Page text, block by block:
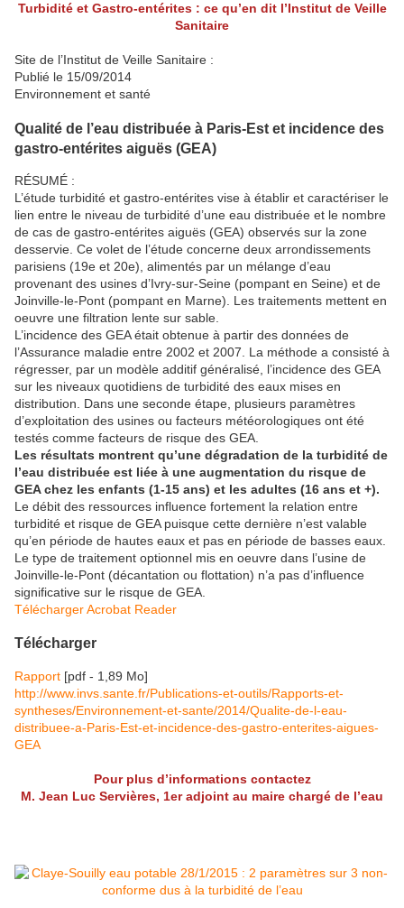
Turbidité et Gastro-entérites : ce qu’en dit l’Institut de Veille
Sanitaire
Site de l’Institut de Veille Sanitaire :
Publié le 15/09/2014
Environnement et santé
Qualité de l’eau distribuée à Paris-Est et incidence des
gastro-entérites aiguës (GEA)
RÉSUMÉ :
L’étude turbidité et gastro-entérites vise à établir et caractériser le
lien entre le niveau de turbidité d’une eau distribuée et le nombre
de cas de gastro-entérites aiguës (GEA) observés sur la zone
desservie. Ce volet de l’étude concerne deux arrondissements
parisiens (19e et 20e), alimentés par un mélange d’eau
provenant des usines d’Ivry-sur-Seine (pompant en Seine) et de
Joinville-le-Pont (pompant en Marne). Les traitements mettent en
oeuvre une filtration lente sur sable.
L’incidence des GEA était obtenue à partir des données de
l’Assurance maladie entre 2002 et 2007. La méthode a consisté à
régresser, par un modèle additif généralisé, l’incidence des GEA
sur les niveaux quotidiens de turbidité des eaux mises en
distribution. Dans une seconde étape, plusieurs paramètres
d’exploitation des usines ou facteurs météorologiques ont été
testés comme facteurs de risque des GEA.
Les résultats montrent qu’une dégradation de la turbidité de
l’eau distribuée est liée à une augmentation du risque de
GEA chez les enfants (1-15 ans) et les adultes (16 ans et +).
Le débit des ressources influence fortement la relation entre
turbidité et risque de GEA puisque cette dernière n’est valable
qu’en période de hautes eaux et pas en période de basses eaux.
Le type de traitement optionnel mis en oeuvre dans l’usine de
Joinville-le-Pont (décantation ou flottation) n’a pas d’influence
significative sur le risque de GEA.
Télécharger Acrobat Reader
Télécharger
Rapport [pdf - 1,89 Mo]
http://www.invs.sante.fr/Publications-et-outils/Rapports-et-
syntheses/Environnement-et-sante/2014/Qualite-de-l-eau-
distribuee-a-Paris-Est-et-incidence-des-gastro-enterites-aigues-
GEA
Pour plus d’informations contactez
M. Jean Luc Servières, 1er adjoint au maire chargé de l’eau